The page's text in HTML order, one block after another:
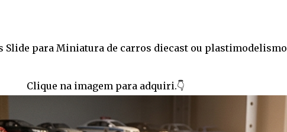
Slide para Miniatura de carros diecast ou plastimodelismo
Clique na imagem para adquiri.👇